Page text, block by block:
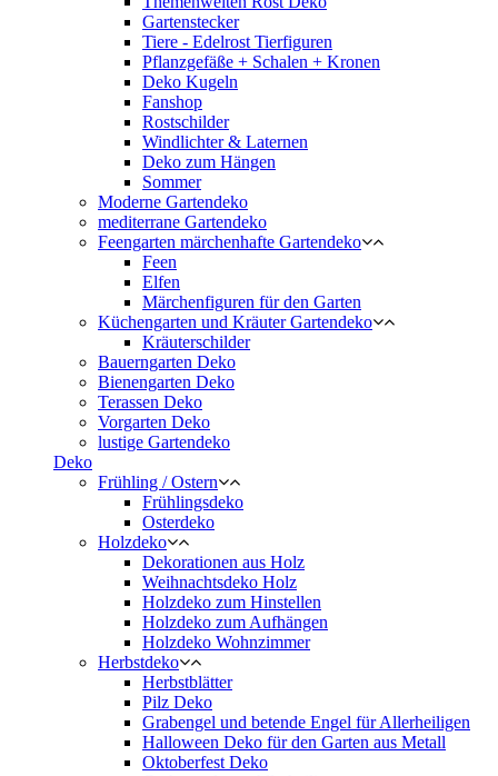
Gartenstecker
Tiere - Edelrost Tierfiguren
Pflanzgefäße + Schalen + Kronen
Deko Kugeln
Fanshop
Rostschilder
Windlichter & Laternen
Deko zum Hängen
Sommer
Moderne Gartendeko
mediterrane Gartendeko
Feengarten märchenhafte Gartendeko
Feen
Elfen
Märchenfiguren für den Garten
Küchengarten und Kräuter Gartendeko
Kräuterschilder
Bauerngarten Deko
Bienengarten Deko
Terassen Deko
Vorgarten Deko
lustige Gartendeko
Deko
Frühling / Ostern
Frühlingsdeko
Osterdeko
Holzdeko
Dekorationen aus Holz
Weihnachtsdeko Holz
Holzdeko zum Hinstellen
Holzdeko zum Aufhängen
Holzdeko Wohnzimmer
Herbstdeko
Herbstblätter
Pilz Deko
Grabengel und betende Engel für Allerheiligen
Halloween Deko für den Garten aus Metall
Oktoberfest Deko